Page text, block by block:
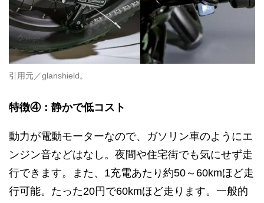
引用元／glanshield。
特徴④：静かで低コスト
動力が電動モーターなので、ガソリン車のようにエ
ンジン音などはなし。夜間や住宅街でも気にせず走
行できます。また、1充電あたり約50～60kmほど走
行可能。たった20円で60kmほど走ります。一般的